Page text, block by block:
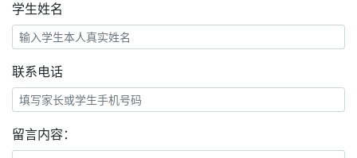
学生姓名
联系电话
留言内容：